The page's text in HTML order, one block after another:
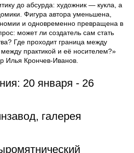
до абсурда: художник — кукла, а
Фигура автора уменьшена,
и одновременно превращена в
может ли создатель сам стать
Где проходит граница между
практикой и её носителем?»
Илья Крончев-Иванов.
20 января - 26
галерея